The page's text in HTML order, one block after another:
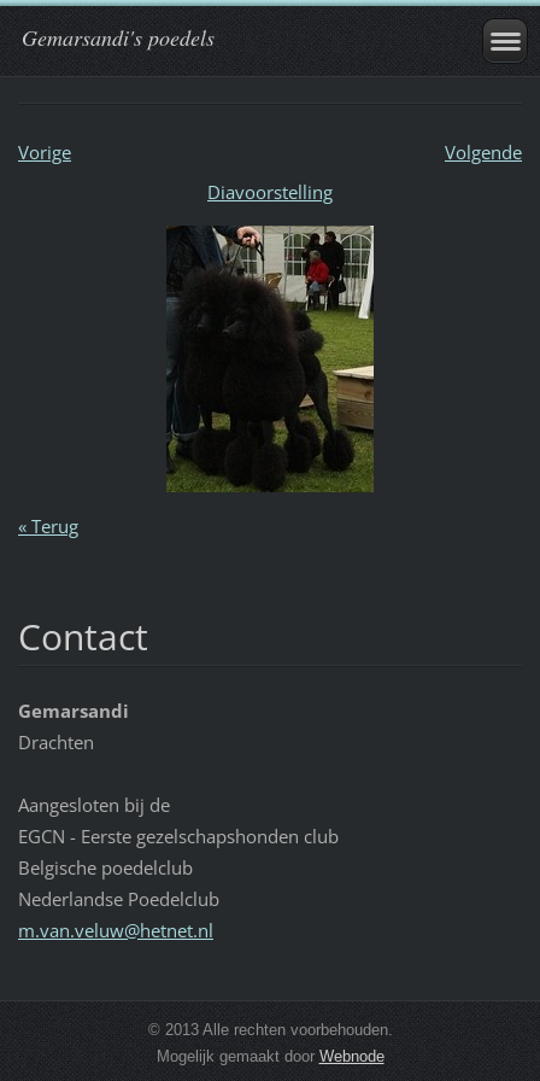
Gemarsandi's poedels
Vorige
Volgende
Diavoorstelling
« Terug
Contact
Gemarsandi
Drachten
Aangesloten bij de
EGCN - Eerste gezelschapshonden club
Belgische poedelclub
Nederlandse Poedelclub
m.van.veluw@hetnet.nl
© 2013 Alle rechten voorbehouden.
Mogelijk gemaakt door Webnode